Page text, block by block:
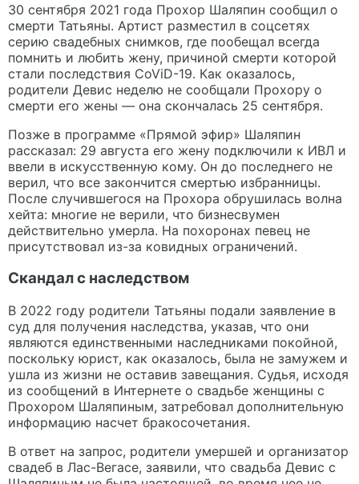
30 сентября 2021 года Прохор Шаляпин сообщил о
смерти Татьяны. Артист разместил в соцсетях
серию свадебных снимков, где пообещал всегда
помнить и любить жену, причиной смерти которой
стали последствия CoViD-19. Как оказалось,
родители Девис неделю не сообщали Прохору о
смерти его жены — она скончалась 25 сентября.
Позже в программе «Прямой эфир» Шаляпин
рассказал: 29 августа его жену подключили к ИВЛ и
ввели в искусственную кому. Он до последнего не
верил, что все закончится смертью избранницы.
После случившегося на Прохора обрушилась волна
хейта: многие не верили, что бизнесвумен
действительно умерла. На похоронах певец не
присутствовал из-за ковидных ограничений.
Скандал с наследством
В 2022 году родители Татьяны подали заявление в
суд для получения наследства, указав, что они
являются единственными наследниками покойной,
поскольку юрист, как оказалось, была не замужем и
ушла из жизни не оставив завещания. Судья, исходя
из сообщений в Интернете о свадьбе женщины с
Прохором Шаляпиным, затребовал дополнительную
информацию насчет бракосочетания.
В ответ на запрос, родители умершей и организатор
свадеб в Лас-Вегасе, заявили, что свадьба Девис с